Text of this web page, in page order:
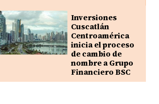
Inversiones
Cuscatlán
Centroamérica
inicia el proceso
de cambio de
nombre a Grupo
Financiero BSC